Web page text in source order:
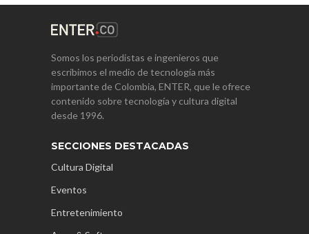
Somos los periodistas e ingenieros que
escribimos el medio de tecnología más
importante de Colombia, ENTER, que le ofrece
contenido sobre tecnología y cultura digital
desde 1996.
SECCIONES DESTACADAS
Cultura Digital
Eventos
Entretenimiento